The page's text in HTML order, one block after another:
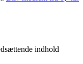
indhold